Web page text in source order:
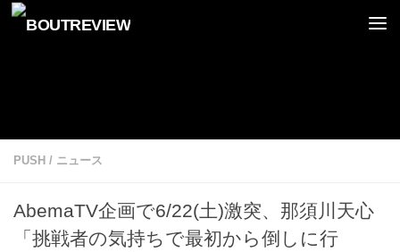
コンテンツへスキップ
PUSH / ニュース
AbemaTV企画で6/22(土)激突、那須川天心
「挑戦者の気持ちで最初から倒しに行